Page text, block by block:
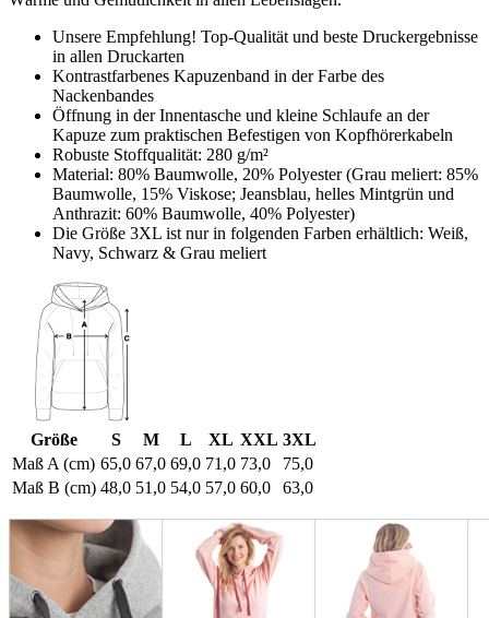
Unsere Empfehlung! Top-Qualität und beste Druckergebnisse
in allen Druckarten
Kontrastfarbenes Kapuzenband in der Farbe des
Nackenbandes
Öffnung in der Innentasche und kleine Schlaufe an der
Kapuze zum praktischen Befestigen von Kopfhörerkabeln
Robuste Stoffqualität: 280 g/m²
Material: 80% Baumwolle, 20% Polyester (Grau meliert: 85%
Baumwolle, 15% Viskose; Jeansblau, helles Mintgrün und
Anthrazit: 60% Baumwolle, 40% Polyester)
Die Größe 3XL ist nur in folgenden Farben erhältlich: Weiß,
Navy, Schwarz & Grau meliert
Größe S M L XL XXL 3XL
Maß A (cm) 65,0 67,0 69,0 71,0 73,0
75,0
Maß B (cm) 48,0 51,0 54,0 57,0 60,0 63,0